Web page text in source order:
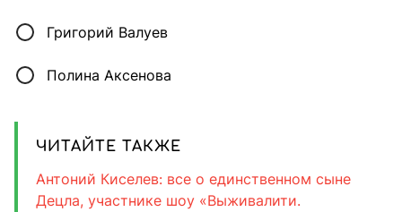
Григорий Валуев
Полина Аксенова
ЧИТАЙТЕ ТАКЖЕ
Антоний Киселев: все о единственном сыне
Децла, участнике шоу «Выживалити.